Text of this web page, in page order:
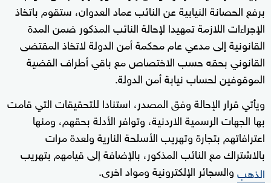
برفع الحصانة النيابية عن النائب عماد العدوان، ستقوم باتخاذ
الإجراءات اللازمة تمهيدا لإحالة النائب المذكور ضمن المدة
القانونية إلى مدعي عام محكمة أمن الدولة لاتخاذ المقتضى
القانوني بحقه حسب الاختصاص مع باقي أطراف القضية
الموقوفين لحساب نيابة أمن الدولة.
ويأتي قرار الإحالة وفق المصدر، استنادا للتحقيقات التي قامت
بها الجهات الرسمية الاردنية، وتوافر الأدلة بحقهم، ومنها
اعترافاتهم بتجارة وتهريب الأسلحة النارية ولعدة مرات
بالاشتراك مع النائب المذكور، بالإضافة إلى قيامهم بتهريب
الذهبوالسجائر الإلكترونية ومواد اخرى.